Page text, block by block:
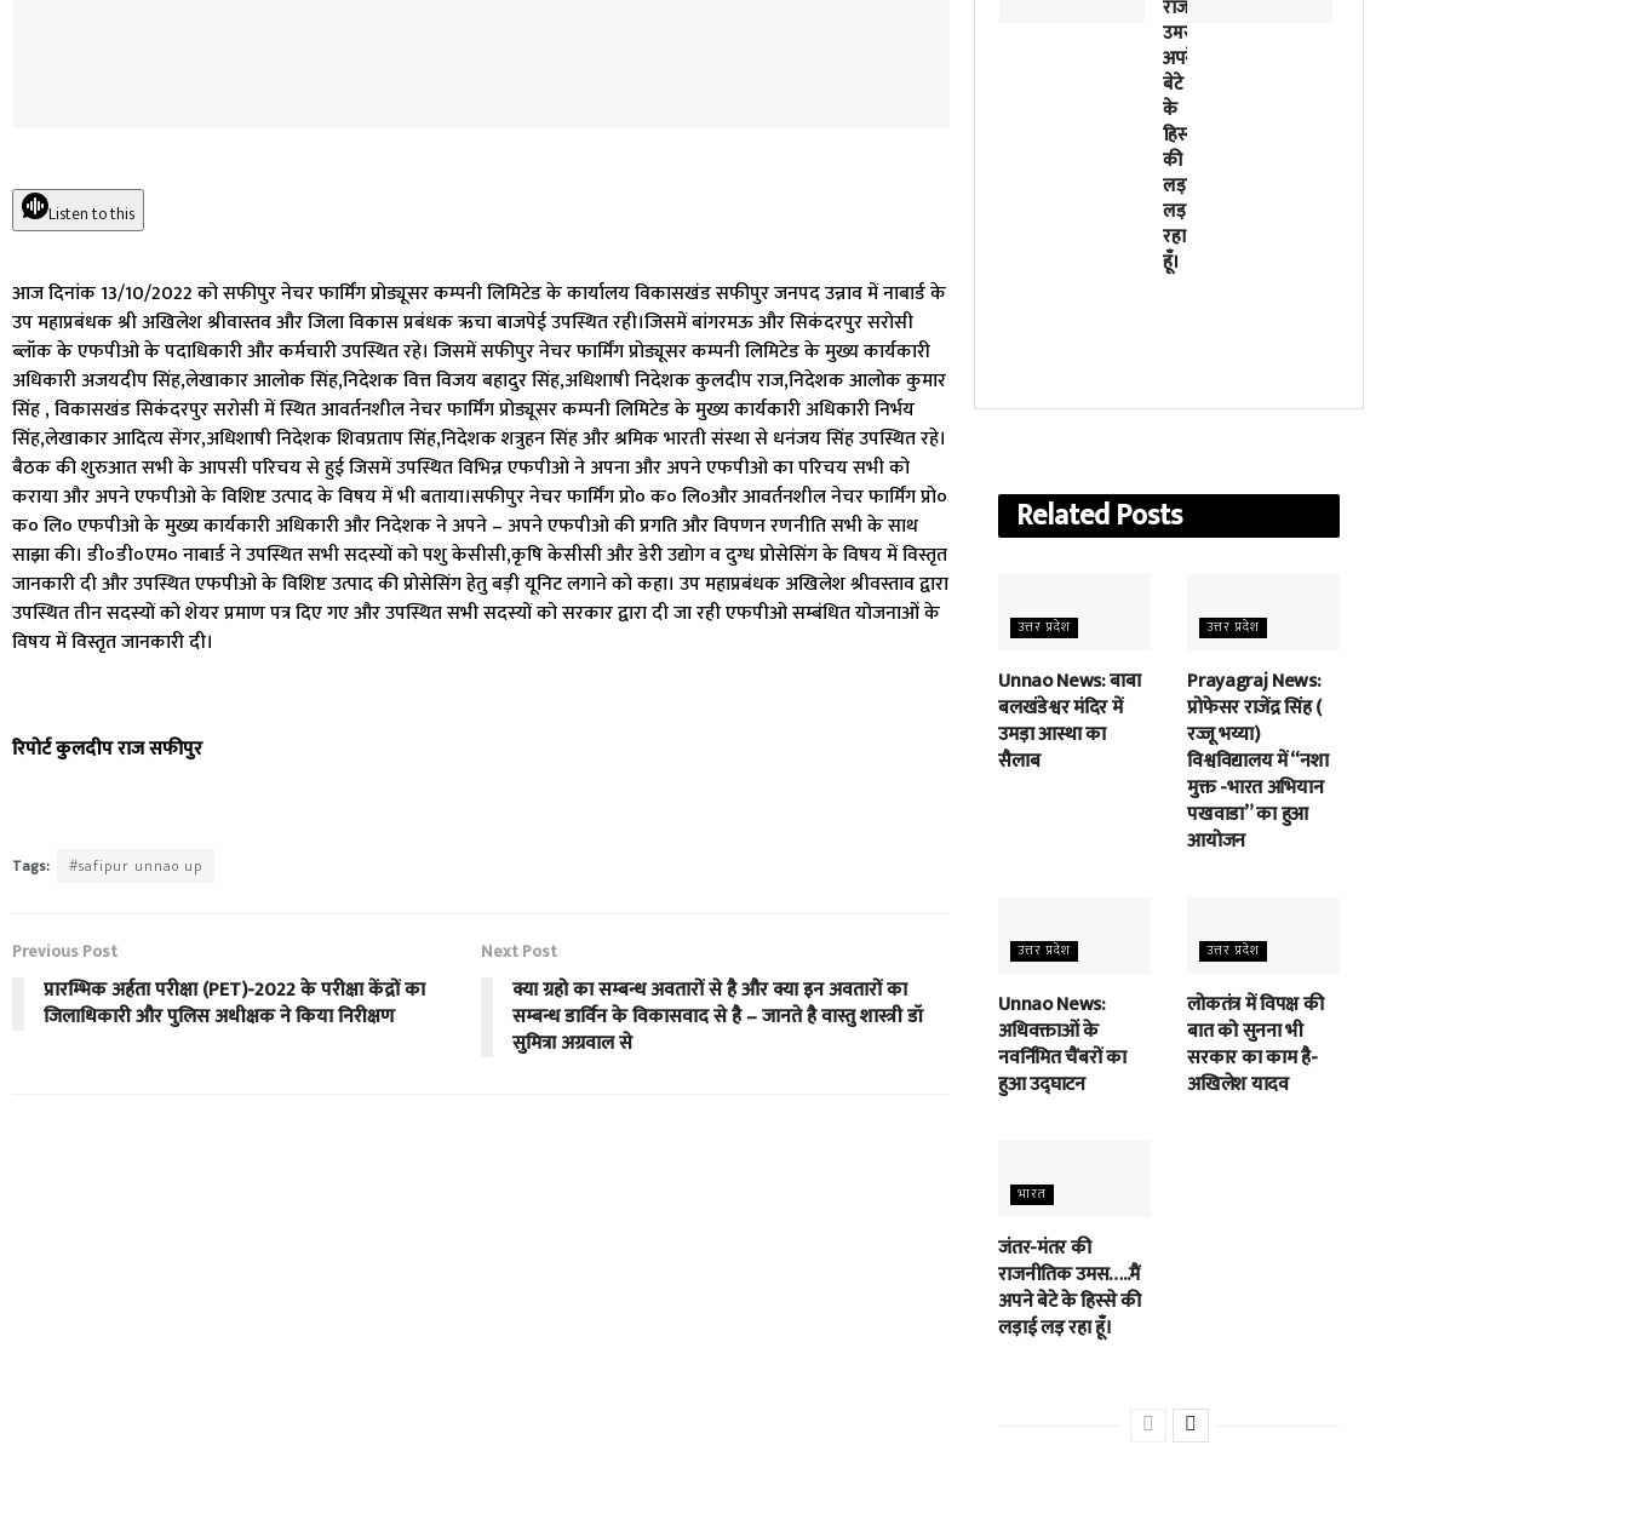
Listen to this
आज दिनांक 13/10/2022 को सफीपुर नेचर फार्मिंग प्रोड्यूसर कम्पनी लिमिटेड के कार्यालय विकासखंड सफीपुर जनपद उन्नाव में नाबार्ड के
उप महाप्रबंधक श्री अखिलेश श्रीवास्तव और जिला विकास प्रबंधक ऋचा बाजपेई उपस्थित रही।जिसमें बांगरमऊ और सिकंदरपुर सरोसी
ब्लॉक के एफपीओ के पदाधिकारी और कर्मचारी उपस्थित रहे। जिसमें सफीपुर नेचर फार्मिंग प्रोड्यूसर कम्पनी लिमिटेड के मुख्य कार्यकारी
अधिकारी अजयदीप सिंह,लेखाकार आलोक सिंह,निदेशक वित्त विजय बहादुर सिंह,अधिशाषी निदेशक कुलदीप राज,निदेशक आलोक कुमार
सिंह , विकासखंड सिकंदरपुर सरोसी में स्थित आवर्तनशील नेचर फार्मिंग प्रोड्यूसर कम्पनी लिमिटेड के मुख्य कार्यकारी अधिकारी निर्भय
सिंह,लेखाकार आदित्य सेंगर,अधिशाषी निदेशक शिवप्रताप सिंह,निदेशक शत्रुहन सिंह और श्रमिक भारती संस्था से धनंजय सिंह उपस्थित रहे।
बैठक की शुरुआत सभी के आपसी परिचय से हुई जिसमें उपस्थित विभिन्न एफपीओ ने अपना और अपने एफपीओ का परिचय सभी को
कराया और अपने एफपीओ के विशिष्ट उत्पाद के विषय में भी बताया।सफीपुर नेचर फार्मिंग प्रो० क० लि०और आवर्तनशील नेचर फार्मिंग प्रो०
क० लि० एफपीओ के मुख्य कार्यकारी अधिकारी और निदेशक ने अपने – अपने एफपीओ की प्रगति और विपणन रणनीति सभी के साथ
साझा की। डी०डी०एम० नाबार्ड ने उपस्थित सभी सदस्यों को पशु केसीसी,कृषि केसीसी और डेरी उद्योग व दुग्ध प्रोसेसिंग के विषय में विस्तृत
जानकारी दी और उपस्थित एफपीओ के विशिष्ट उत्पाद की प्रोसेसिंग हेतु बड़ी यूनिट लगाने को कहा। उप महाप्रबंधक अखिलेश श्रीवस्ताव द्वारा
उपस्थित तीन सदस्यों को शेयर प्रमाण पत्र दिए गए और उपस्थित सभी सदस्यों को सरकार द्वारा दी जा रही एफपीओ सम्बंधित योजनाओं के
विषय में विस्तृत जानकारी दी।
रिपोर्ट कुलदीप राज सफीपुर
Tags: #safipur unnao up
Previous Post
प्रारम्भिक अर्हता परीक्षा (PET)-2022 के परीक्षा केंद्रों का
जिलाधिकारी और पुलिस अधीक्षक ने किया निरीक्षण
Next Post
क्या ग्रहो का सम्बन्ध अवतारों से है और क्या इन अवतारों का
सम्बन्ध डार्विन के विकासवाद से है – जानते है वास्तु शास्त्री डॉ
सुमित्रा अग्रवाल से
राजनीतिक
उमस…..मैं
अपने
बेटे
के
हिस्से
की
लड़ाई
लड़
रहा
हूँ।
RelatedPosts
उत्तर प्रदेश
Unnao News: बाबा
बलखंडेश्वर मंदिर में
उमड़ा आस्था का
सैलाब
उत्तर प्रदेश
Prayagraj News:
प्रोफेसर राजेंद्र सिंह (
रज्जू भय्या)
विश्वविद्यालय में “नशा
मुक्त -भारत अभियान
पखवाडा” का हुआ
आयोजन
उत्तर प्रदेश
Unnao News:
अधिवक्ताओं के
नवर्निमित चैंबरों का
हुआ उद्घाटन
उत्तर प्रदेश
लोकतंत्र में विपक्ष की
बात को सुनना भी
सरकार का काम है-
अखिलेश यादव
भारत
जंतर-मंतर की
राजनीतिक उमस…..मैं
अपने बेटे के हिस्से की
लड़ाई लड़ रहा हूँ।